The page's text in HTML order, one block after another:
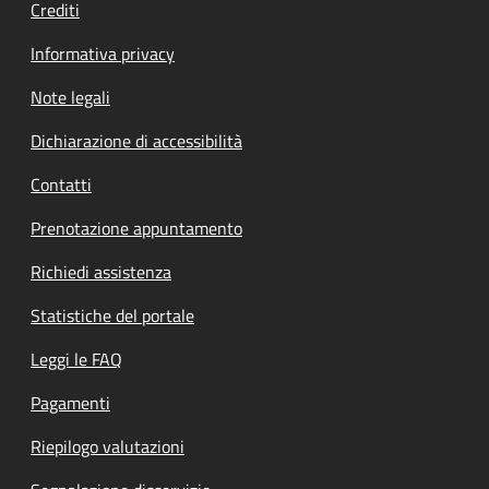
Crediti
Informativa privacy
Note legali
Dichiarazione di accessibilità
Contatti
Prenotazione appuntamento
Richiedi assistenza
Statistiche del portale
Leggi le FAQ
Pagamenti
Riepilogo valutazioni